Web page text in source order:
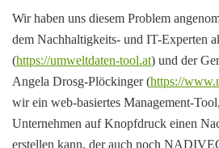
Wir haben uns diesem Problem
dem Nachhaltigkeits- und IT-Experten
(https://umweltdaten-tool.at) und der
Angela Drosg-Plöckinger (https://
wir ein web-basiertes Management-
Unternehmen auf Knopfdruck einen
erstellen kann, der auch noch